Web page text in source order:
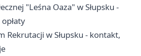
"Leśna Oaza" w Słupsku -
Rekrutacji w Słupsku - kontakt,